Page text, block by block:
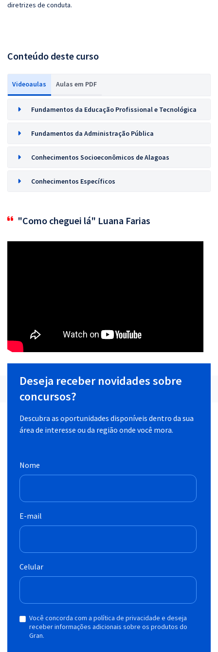
diretrizes de conduta.
Conteúdo deste curso
Videoaulas Aulas em PDF
Fundamentos da Educação Profissional e Tecnológica
Fundamentos da Administração Pública
Conhecimentos Socioeconômicos de Alagoas
Conhecimentos Específicos
"Como cheguei lá" Luana Farias
Deseja receber novidades sobre
concursos?
Descubra as oportunidades disponíveis dentro da sua
área de interesse ou da região onde você mora.
Nome
E-mail
Celular
Você concorda com a política de privacidade e deseja
receber informações adicionais sobre os produtos do
Gran.